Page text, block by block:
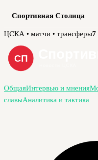
Спортивная Столица
Перейти
содержимому
ЦСКА • матчи • трансферы7
ОбщаяИнтервью и мнения
славыАналитика и тактика